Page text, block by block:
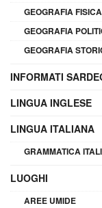
GEOGRAFIA FISICA
GEOGRAFIA
GEOGRAFIA
INFORMATI
LINGUA INGLESE
LINGUA ITALIANA
GRAMMATICA
LUOGHI
AREE UMIDE